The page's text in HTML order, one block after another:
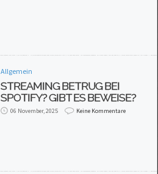
Allgemein
STREAMING BETRUG BEI
SPOTIFY? GIBT ES BEWEISE?
06 November, 2025 Keine Kommentare